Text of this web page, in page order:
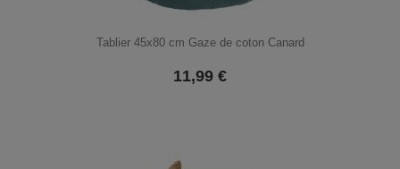
Tablier 45x80 cm Gaze de coton Canard
11,99 €